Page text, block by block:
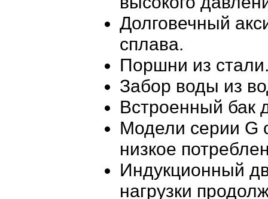
Долговечный
сплава.
Поршни из
Забор воды из
Встроенный бак
Модели серии G
низкое
Индукционный
нагрузки